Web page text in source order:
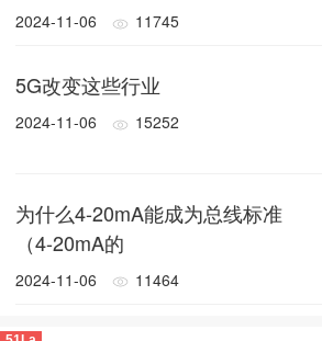
2024-11-06 11745
5G改变这些行业
2024-11-06 15252
为什么4-20mA能成为总线标准
（4-20mA的
2024-11-06 11464